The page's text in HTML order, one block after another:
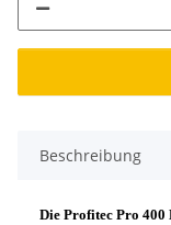
Beschreibung
Die Profitec Pro 400